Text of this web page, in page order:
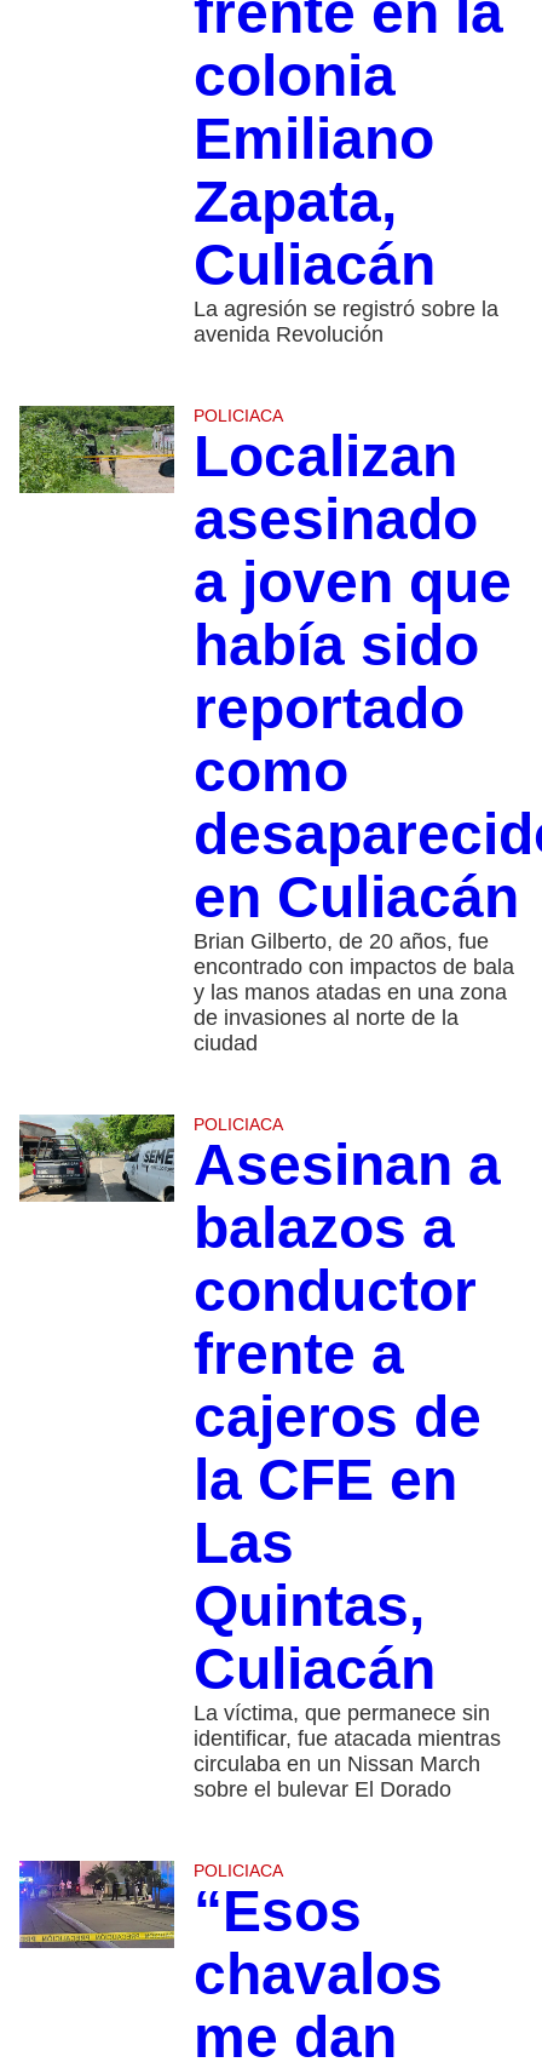
frente en la
colonia
Emiliano
Zapata,
Culiacán
La agresión se registró sobre la
avenida Revolución
POLICIACA
Localizan
asesinado
a joven que
había sido
reportado
como
en Culiacán
Brian Gilberto, de 20 años, fue
encontrado con impactos de bala
y las manos atadas en una zona
de invasiones al norte de la
ciudad
POLICIACA
Asesinan a
balazos a
conductor
frente a
cajeros de
la CFE en
Las
Quintas,
Culiacán
La víctima, que permanece sin
identificar, fue atacada mientras
circulaba en un Nissan March
sobre el bulevar El Dorado
POLICIACA
“Esos
chavalos
me dan